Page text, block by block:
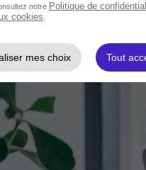
notre Politique de
cookies
mes choix Tout